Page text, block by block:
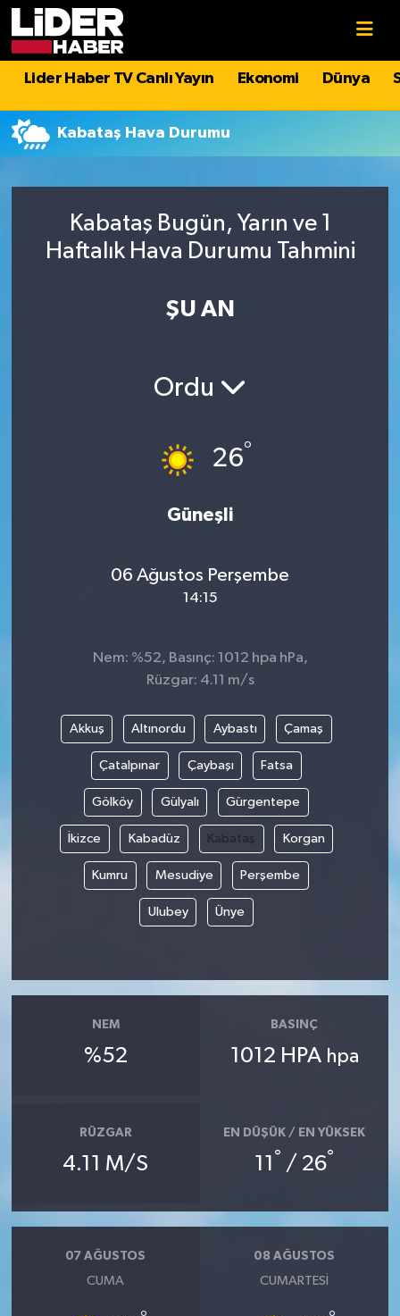
Lider Haber TV Canlı Yayın Ekonomi Dünya
Kabataş Hava Durumu
Kabataş Bugün, Yarın ve 1
Haftalık Hava Durumu Tahmini
ŞU AN
Ordu
26°
Güneşli
06 Ağustos Perşembe
14:15
Nem: %52, Basınç: 1012 hpa hPa,
Rüzgar: 4.11 m/s
Akkuş Altınordu Aybastı Çamaş
Çatalpınar Çaybaşı Fatsa
Gölköy Gülyalı Gürgentepe
İkizce Kabadüz Kabataş Korgan
Kumru Mesudiye Perşembe
Ulubey Ünye
NEM
%52
BASINÇ
1012 HPA hpa
RÜZGAR
4.11 M/S
EN DÜŞÜK / EN YÜKSEK
11 ° / 26°
07 AĞUSTOS
CUMA
08 AĞUSTOS
CUMARTESI
Politika
Asayiş
Magazin
Lider Haber TV Canlı Yayın izle
Hava Durumu
İstanbul Namaz Vakitleri
Süper Lig Puan Durumu ve Fikstür